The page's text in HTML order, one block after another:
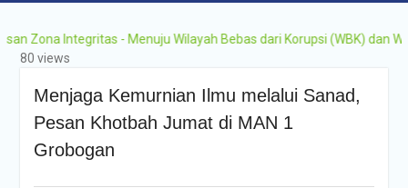
Boarding Sains,
2026-2027
Integritas - Menuju Wilayah Bebas dari Korupsi (WBK) dan
80 views
Menjaga Kemurnian Ilmu melalui Sanad,
Pesan Khotbah Jumat di MAN 1
Grobogan